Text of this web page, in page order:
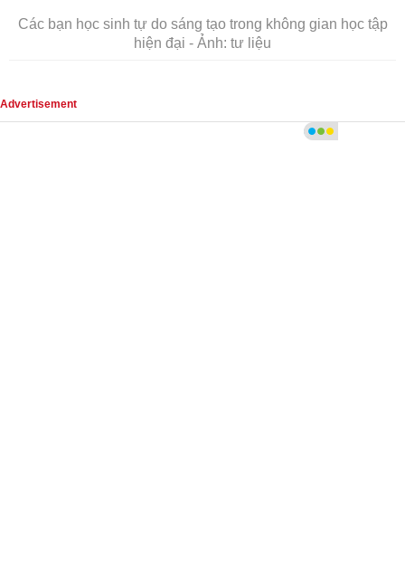
Các bạn học sinh tự do sáng tạo trong không gian học tập
hiện đại - Ảnh: tư liệu
Advertisement